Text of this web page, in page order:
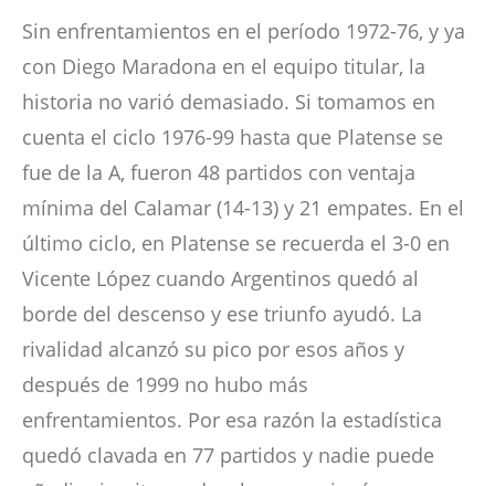
Sin enfrentamientos en el período 1972-76, y ya
con Diego Maradona en el equipo titular, la
historia no varió demasiado. Si tomamos en
cuenta el ciclo 1976-99 hasta que Platense se
fue de la A, fueron 48 partidos con ventaja
mínima del Calamar (14-13) y 21 empates. En el
último ciclo, en Platense se recuerda el 3-0 en
Vicente López cuando Argentinos quedó al
borde del descenso y ese triunfo ayudó. La
rivalidad alcanzó su pico por esos años y
después de 1999 no hubo más
enfrentamientos. Por esa razón la estadística
quedó clavada en 77 partidos y nadie puede